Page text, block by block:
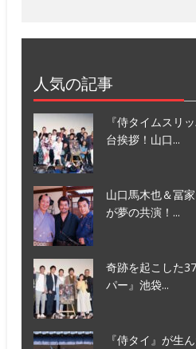
人気の記事
『侍タイムスリ
台挨拶！山口...
山口馬木也＆冨
が夢の共演！...
奇跡を起こした
パー』池袋...
『侍タイ』が生